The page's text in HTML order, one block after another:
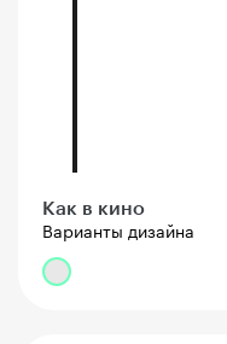
Как в кино
Варианты дизайна